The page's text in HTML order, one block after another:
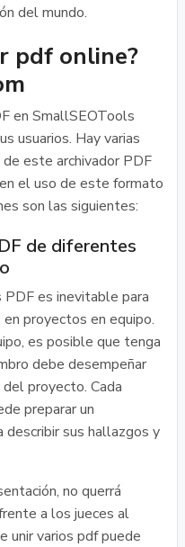
del mundo.
pdf online?
en SmallSEOTools
usuarios. Hay varias
este archivador PDF
el uso de este formato
son las siguientes:
de diferentes
PDF es inevitable para
proyectos en equipo.
es posible que tenga
debe desempeñar
proyecto. Cada
preparar un
describir sus hallazgos y
no querrá
a los jueces al
unir varios pdf puede